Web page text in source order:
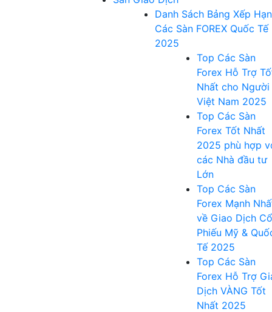
Danh Sách Bảng Xếp
Các Sàn FOREX Quốc Tế
2025
Top Các Sàn
Forex Hỗ Trợ
Nhất cho Người
Việt Nam 2025
Top Các Sàn
Forex Tốt Nhất
2025 phù hợp
các Nhà đầu tư
Lớn
Top Các Sàn
Forex Mạnh
về Giao Dịch Cổ
Phiếu Mỹ &
Tế 2025
Top Các Sàn
Forex Hỗ Trợ
Dịch VÀNG Tốt
Nhất 2025